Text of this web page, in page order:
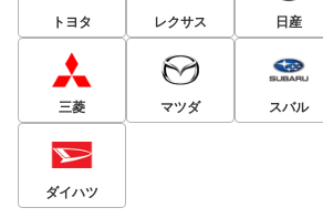
トヨタ レクサス 日産
三菱 マツダ スバル
ダイハツ